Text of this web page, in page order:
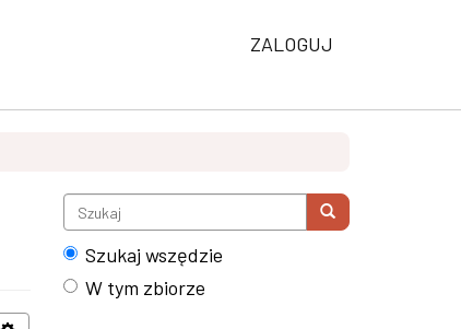
ZALOGUJ
Szukaj wszędzie
W tym zbiorze